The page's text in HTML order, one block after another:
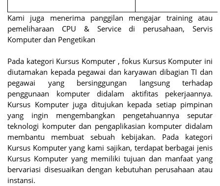
Kami juga menerima panggilan mengajar training atau
pemeliharaan CPU & Service di perusahaan, Servis
Komputer dan Pengetikan
Pada kategori Kursus Komputer , fokus Kursus Komputer ini
diutamakan kepada pegawai dan karyawan dibagian TI dan
pegawai yang bersinggungan langsung terhadap
penggunaan komputer didalam aktifitas pekerjaannya.
Kursus Komputer juga ditujukan kepada setiap pimpinan
yang ingin mengembangkan pengetahuannya seputar
teknologi komputer dan pengaplikasian komputer didalam
membantu membuat sebuah kebijakan. Pada kategori
Kursus Komputer yang kami sajikan, terdapat berbagai jenis
Kursus Komputer yang memiliki tujuan dan manfaat yang
bervariasi disesuaikan dengan kebutuhan perusahaan atau
instansi.